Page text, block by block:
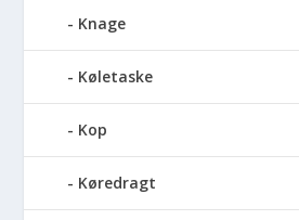
Knage
Køletaske
Kop
Køredragt